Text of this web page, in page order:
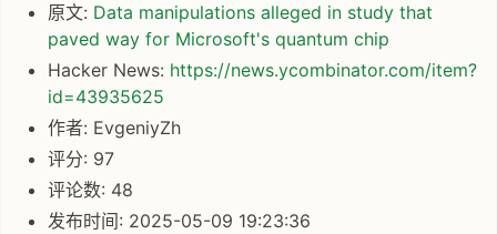
原文: Data manipulations alleged in study that
paved way for Microsoft's quantum chip
Hacker News: https://news.ycombinator.com/item?
id=43935625
作者: EvgeniyZh
评分: 97
评论数: 48
发布时间: 2025-05-09 19:23:36